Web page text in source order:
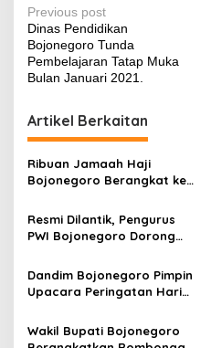
P
o
s
t
n
a
v
i
g
a
t
i
o
Previous post
Dinas Pendidikan
Bojonegoro Tunda
Pembelajaran Tatap Muka
Bulan Januari 2021.
Artikel Berkaitan
Ribuan Jamaah Haji
Bojonegoro Berangkat ke
Harapan Menjadi Haji
Mabrur
Resmi Dilantik, Pengurus
PWI Bojonegoro Dorong
Integritas Jurnalisme
Dandim Bojonegoro Pimpin
Upacara Peringatan Hari
Wakil Bupati Bojonegoro